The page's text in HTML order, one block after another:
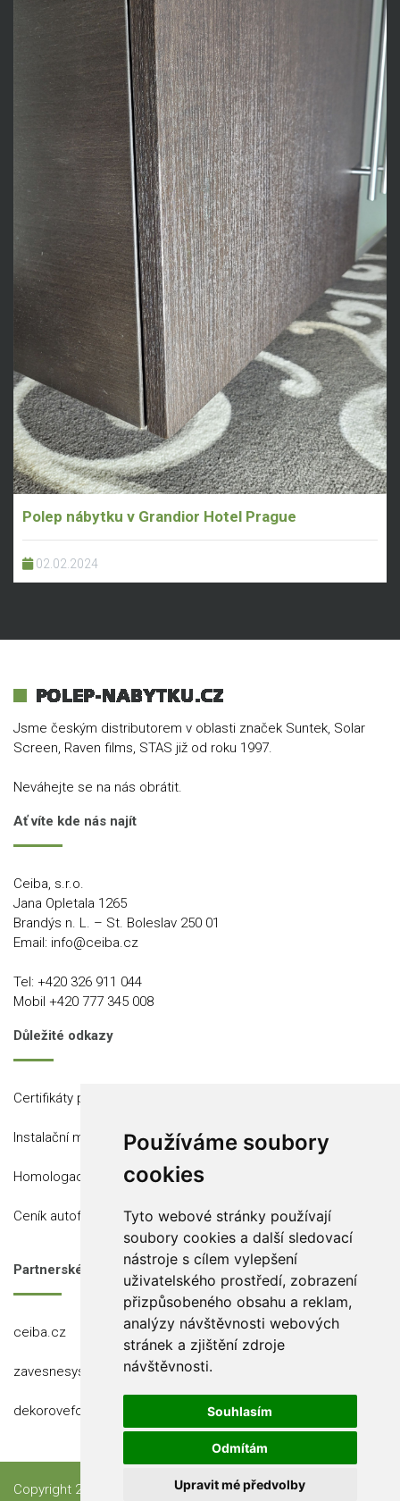
Používáme soubory
cookies
Tyto webové stránky používají
soubory cookies a další sledovací
nástroje s cílem vylepšení
uživatelského prostředí, zobrazení
přizpůsobeného obsahu a reklam,
analýzy návštěvnosti webových
stránek a zjištění zdroje
návštěvnosti.
Souhlasím
Odmítám
Upravit mé předvolby
Polep nábytku v Grandior Hotel Prague
02.02.2024
Jsme českým distributorem v oblasti značek Suntek, Solar
Screen, Raven films, STAS již od roku 1997.
Neváhejte se na nás obrátit.
Ať víte kde nás najít
Ceiba, s.r.o.
Jana Opletala 1265
Brandýs n. L. – St. Boleslav 250 01
Email: info@ceiba.cz
Tel: +420 326 911 044
Mobil +420 777 345 008
Důležité odkazy
Certifikáty produktů
Instalační místa
Homologace
Ceník autofólií
Partnerské stránky
ceiba.cz
zavesnesystemy.cz
dekorovefolie.cz
Copyright 2023 Ceiba, s.r.o.